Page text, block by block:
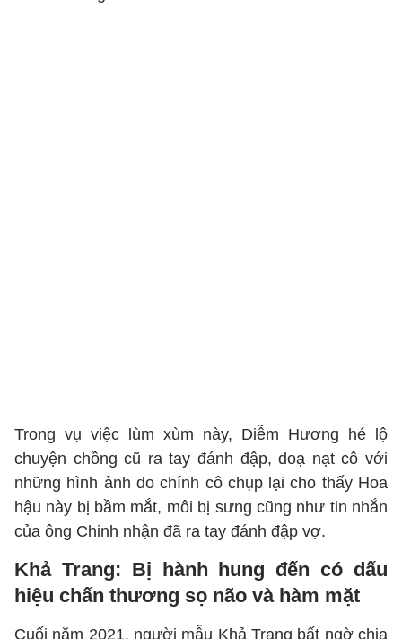
Trong vụ việc lùm xùm này, Diễm Hương hé lộ
chuyện chồng cũ ra tay đánh đập, doạ nạt cô với
những hình ảnh do chính cô chụp lại cho thấy Hoa
hậu này bị bầm mắt, môi bị sưng cũng như tin nhắn
của ông Chinh nhận đã ra tay đánh đập vợ.
Khả Trang: Bị hành hung đến có dấu
hiệu chấn thương sọ não và hàm mặt
Cuối năm 2021, người mẫu Khả Trang bất ngờ chia